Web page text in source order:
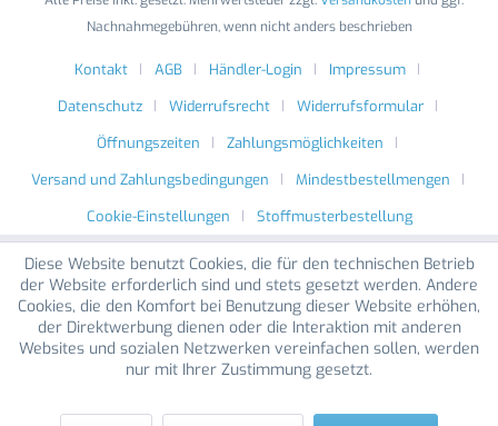
Nachnahmegebühren, wenn nicht anders beschrieben
Kontakt AGB Händler-Login
Impressum
Datenschutz
Widerrufsrecht
Widerrufsformular
Öffnungszeiten
Zahlungsmöglichkeiten
Versand und Zahlungsbedingungen
Mindestbestellmengen
Cookie-Einstellungen
Stoffmusterbestellung
Diese Website benutzt Cookies, die für den technischen Betrieb
der Website erforderlich sind und stets gesetzt werden. Andere
Cookies, die den Komfort bei Benutzung dieser Website erhöhen,
der Direktwerbung dienen oder die Interaktion mit anderen
Websites und sozialen Netzwerken vereinfachen sollen, werden
nur mit Ihrer Zustimmung gesetzt.